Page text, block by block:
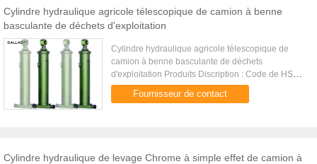
Cylindre hydraulique agricole télescopique de camion à benne
basculante de déchets d'exploitation
Cylindre hydraulique agricole télescopique de
camion à benne basculante de déchets
d'exploitation Produits Discription : Code de HS
8412210000 Application Camion à benne
basculante, verseur, remorque de d...
Fournisseur de contact
Cylindre hydraulique de levage Chrome à simple effet de camion à